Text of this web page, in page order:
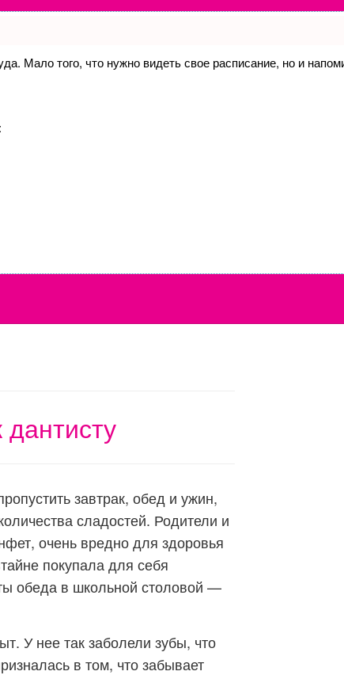
Мало того, что нужно видеть свое расписание, но и
завтрак, обед и ужин,
сладостей. Родители и
очень вредно для здоровья
покупала для себя
обеда в школьной столовой —
У нее так заболели зубы, что
в том, что забывает